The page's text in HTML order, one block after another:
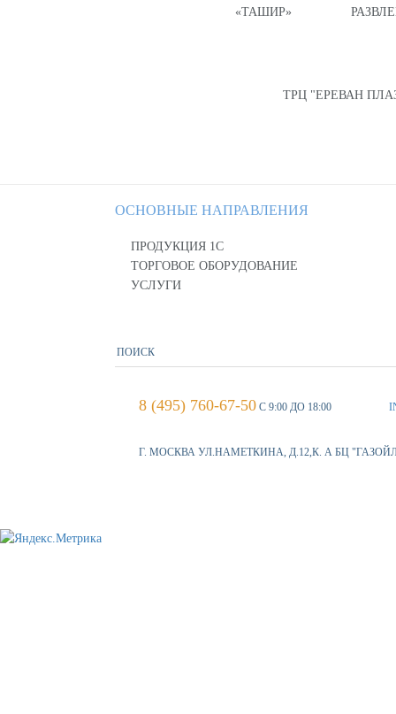
«ТАШИР»
ТРЦ "ЕРЕВАН
ОСНОВНЫЕ НАПРАВЛЕНИЯ
ПРОДУКЦИЯ 1С
ТОРГОВОЕ ОБОРУДОВАНИЕ
УСЛУГИ
8 (495) 760-67-50 С 9:00 ДО 18:00
Г. МОСКВА УЛ.НАМЕТКИНА, Д.12,К. А БЦ